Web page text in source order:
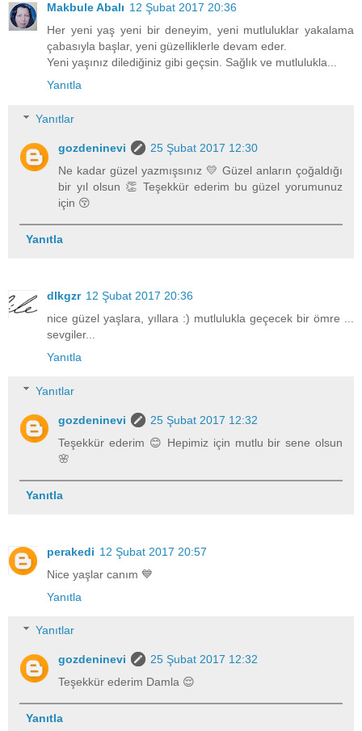
Makbule Abalı 12 Şubat 2017 20:36
Her yeni yaş yeni bir deneyim, yeni mutluluklar yakalama
çabasıyla başlar, yeni güzelliklerle devam eder.
Yeni yaşınız dilediğiniz gibi geçsin. Sağlık ve mutlulukla...
Yanıtla
Yanıtlar
gozdeninevi
25 Şubat 2017 12:30
Ne kadar güzel yazmışsınız 💛 Güzel anların çoğaldığı
bir yıl olsun 👏 Teşekkür ederim bu güzel yorumunuz
için 😚
Yanıtla
dlkgzr 12 Şubat 2017 20:36
nice güzel yaşlara, yıllara :) mutlulukla geçecek bir ömre ...
sevgiler...
Yanıtla
Yanıtlar
gozdeninevi
25 Şubat 2017 12:32
Teşekkür ederim 😊 Hepimiz için mutlu bir sene olsun
🌸
Yanıtla
perakedi 12 Şubat 2017 20:57
Nice yaşlar canım 💙
Yanıtla
Yanıtlar
gozdeninevi
25 Şubat 2017 12:32
Teşekkür ederim Damla 😌
Yanıtla